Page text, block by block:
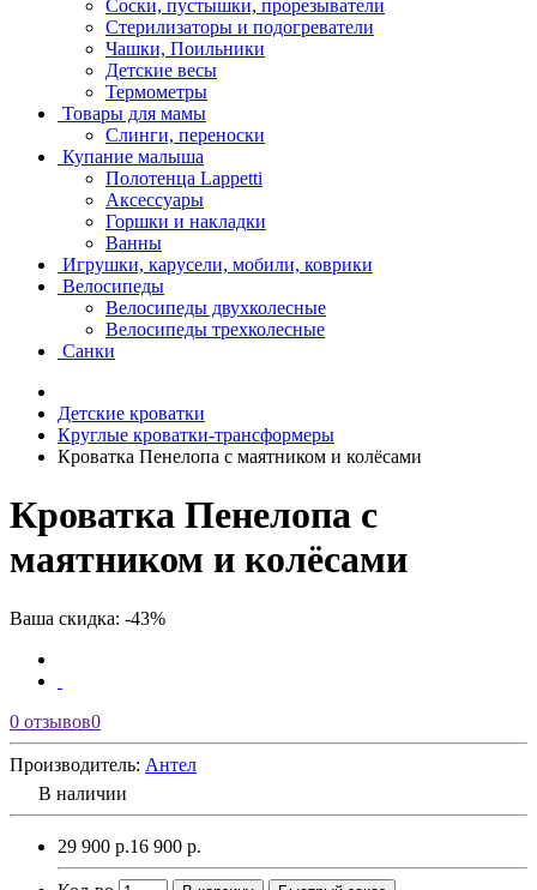
Соски, пустышки, прорезыватели
Стерилизаторы и подогреватели
Чашки, Поильники
Детские весы
Термометры
Товары для мамы
Слинги, переноски
Купание малыша
Полотенца Lappetti
Аксессуары
Горшки и накладки
Ванны
Игрушки, карусели, мобили, коврики
Велосипеды
Велосипеды двухколесные
Велосипеды трехколесные
Санки
Детские кроватки
Круглые кроватки-трансформеры
Кроватка Пенелопа с маятником и колёсами
Кроватка Пенелопа с
маятником и колёсами
Ваша скидка: -43%
0 отзывов0
Производитель: Антел
В наличии
29 900 р.16 900 р.